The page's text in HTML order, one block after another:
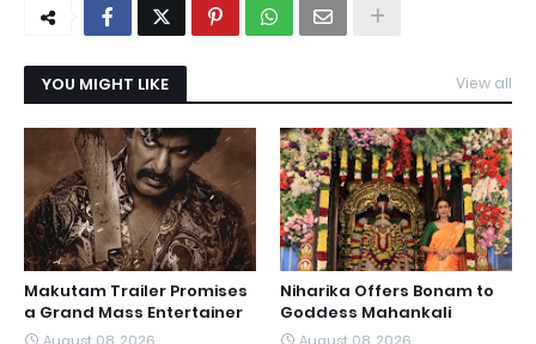
YOU MIGHT LIKE View all
Makutam Trailer Promises
a Grand Mass Entertainer
Niharika Offers Bonam to
Goddess Mahankali